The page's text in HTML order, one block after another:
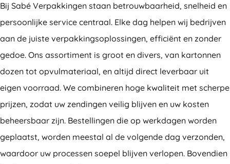
Bij Sabé Verpakkingen staan betrouwbaarheid, snelheid en
persoonlijke service centraal. Elke dag helpen wij bedrijven
aan de juiste verpakkingsoplossingen, efficiënt en zonder
gedoe. Ons assortiment is groot en divers, van kartonnen
dozen tot opvulmateriaal, en altijd direct leverbaar uit
eigen voorraad. We combineren hoge kwaliteit met scherpe
prijzen, zodat uw zendingen veilig blijven en uw kosten
beheersbaar zijn. Bestellingen die op werkdagen worden
geplaatst, worden meestal al de volgende dag verzonden,
waardoor uw processen soepel blijven verlopen. Bovendien